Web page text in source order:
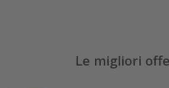
Le migliori